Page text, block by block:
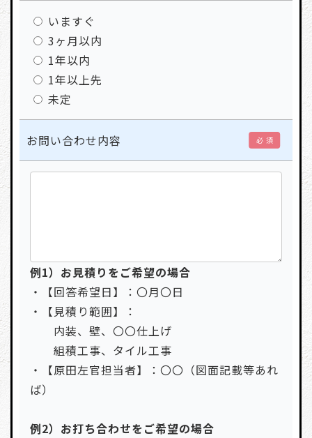
いますぐ
3ヶ月以内
1年以内
1年以上先
未定
お問い合わせ内容 必 須
例1）お見積りをご希望の場合
・【回答希望日】：〇月〇日
・【見積り範囲】：
内装、壁、〇〇仕上げ
組積工事、タイル工事
・【原田左官担当者】：〇〇（図面記載等あれ
ば）
例2）お打ち合わせをご希望の場合